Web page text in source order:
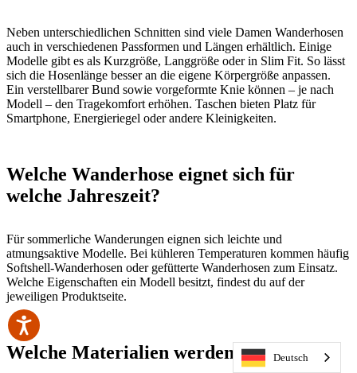
Neben unterschiedlichen Schnitten sind viele Damen Wanderhosen
auch in verschiedenen Passformen und Längen erhältlich. Einige
Modelle gibt es als Kurzgröße, Langgröße oder in Slim Fit. So lässt
sich die Hosenlänge besser an die eigene Körpergröße anpassen.
Ein verstellbarer Bund sowie vorgeformte Knie können – je nach
Modell – den Tragekomfort erhöhen. Taschen bieten Platz für
Smartphone, Energieriegel oder andere Kleinigkeiten.
Welche Wanderhose eignet sich für
welche Jahreszeit?
Für sommerliche Wanderungen eignen sich leichte und
atmungsaktive Modelle. Bei kühleren Temperaturen kommen häufig
Softshell-Wanderhosen oder gefütterte Wanderhosen zum Einsatz.
Welche Eigenschaften ein Modell besitzt, findest du auf der
jeweiligen Produktseite.
Welche Materialien werden verwendet?
Deutsch